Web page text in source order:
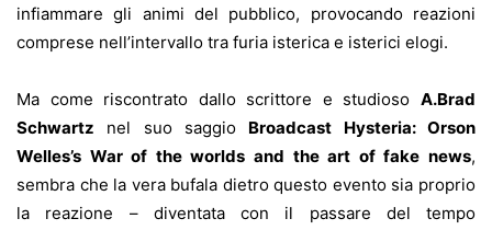
infiammare gli animi del pubblico, provocando reazioni
comprese nell’intervallo tra furia isterica e isterici elogi.
Ma come riscontrato dallo scrittore e studioso A.Brad
Schwartz nel suo saggio Broadcast Hysteria: Orson
Welles’s War of the worlds and the art of fake news,
sembra che la vera bufala dietro questo evento sia proprio
la reazione – diventata con il passare del tempo